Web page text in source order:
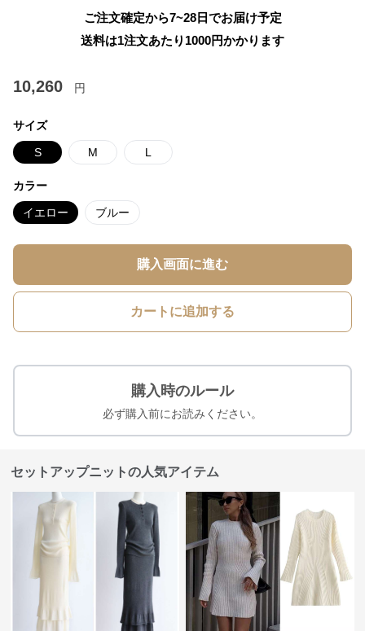
ご注文確定から7~28日でお届け予定
送料は1注文あたり 1000円かかります
10,260 円
サイズ
S M L
カラー
イエロー ブルー
購入画面に進む
カートに追加する
購入時のルール
必ず購入前にお読みください。
セットアップニットの人気アイテム